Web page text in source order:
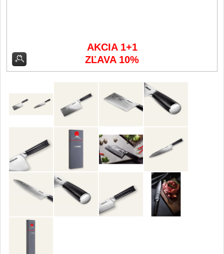
Príslušenstvo 2
Taktické 3
Turistické
Speciální 4
Nože s pevnou čepeľou
AKCIA 1+1
ZĽAVA 10%